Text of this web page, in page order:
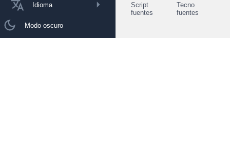
Idioma
Modo oscuro
Script
fuentes
Tecno
fuentes